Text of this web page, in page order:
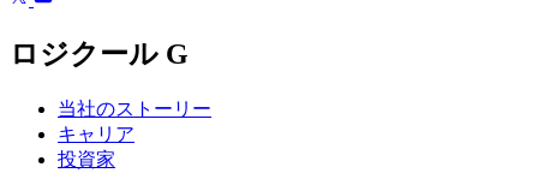
ロジクール G
当社のストーリー
キャリア
投資家